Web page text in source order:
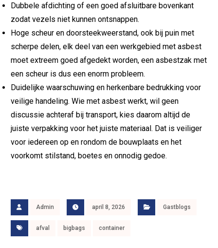
Dubbele afdichting of een goed afsluitbare bovenkant
zodat vezels niet kunnen ontsnappen.
Hoge scheur en doorsteekweerstand, ook bij puin met
scherpe delen, elk deel van een werkgebied met asbest
moet extreem goed afgedekt worden, een asbestzak met
een scheur is dus een enorm probleem.
Duidelijke waarschuwing en herkenbare bedrukking voor
veilige handeling. Wie met asbest werkt, wil geen
discussie achteraf bij transport, kies daarom altijd de
juiste verpakking voor het juiste materiaal. Dat is veiliger
voor iedereen op en rondom de bouwplaats en het
voorkomt stilstand, boetes en onnodig gedoe.
Admin april 8, 2026 Gastblogs
afval bigbags container